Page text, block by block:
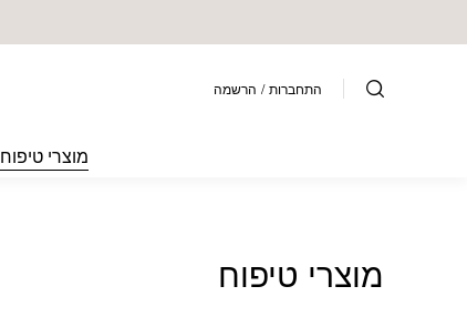
התחברות / הרשמה
מוצרי טיפוח
מוצרי טיפוח